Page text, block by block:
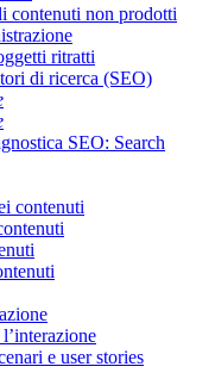
contenuti non prodotti
ritratti
di ricerca (SEO)
SEO: Search
contenuti
e user stories